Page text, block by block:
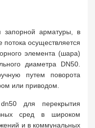
запорной арматуры, в
потока осуществляется
элемента (шара)
диаметра DN50.
путем поворота
или приводом.
для перекрытия
сред в широком
и в коммунальных